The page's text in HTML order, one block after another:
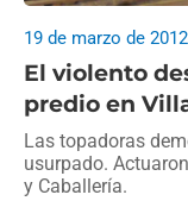
El violento
predio en
19 de marzo de 2012
Las topadoras
usurpado.
y Caballería.